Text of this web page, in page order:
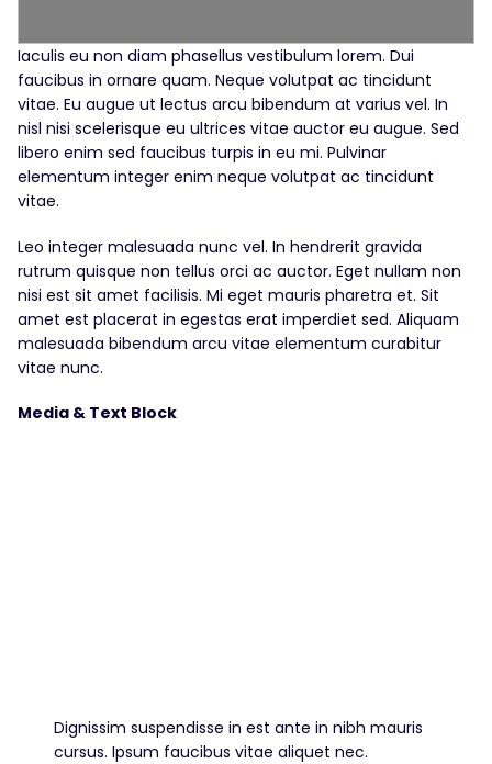
Iaculis eu non diam phasellus vestibulum lorem. Dui
faucibus in ornare quam. Neque volutpat ac tincidunt
vitae. Eu augue ut lectus arcu bibendum at varius vel. In
nisl nisi scelerisque eu ultrices vitae auctor eu augue. Sed
libero enim sed faucibus turpis in eu mi. Pulvinar
elementum integer enim neque volutpat ac tincidunt
vitae.
Leo integer malesuada nunc vel. In hendrerit gravida
rutrum quisque non tellus orci ac auctor. Eget nullam non
nisi est sit amet facilisis. Mi eget mauris pharetra et. Sit
amet est placerat in egestas erat imperdiet sed. Aliquam
malesuada bibendum arcu vitae elementum curabitur
vitae nunc.
Media & Text Block
Dignissim suspendisse in est ante in nibh mauris
cursus. Ipsum faucibus vitae aliquet nec.